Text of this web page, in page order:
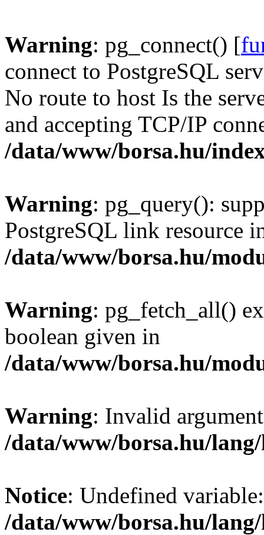
Warning: pg_connect() [
connect to PostgreSQL
No route to host Is the
and accepting TCP/IP
/data/www/borsa.hu/
Warning: pg_query():
PostgreSQL link resource
/data/www/borsa.hu/
Warning: pg_fetch_all()
boolean given in
/data/www/borsa.hu/
Warning: Invalid
/data/www/borsa.hu/
Notice: Undefined
/data/www/borsa.hu/